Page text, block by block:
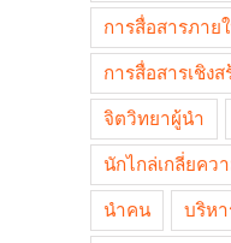
การสื่อสารภาย
การสื่อสารเชิงส
จิตวิทยาผู้นำ
นักไกล่เกลี่ยคว
นำคน บริห